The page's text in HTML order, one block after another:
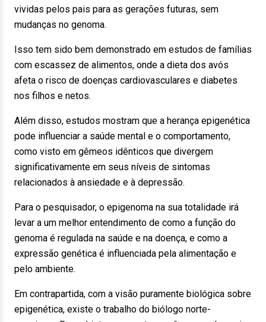
vividas pelos pais para as gerações futuras, sem
mudanças no genoma.
Isso tem sido bem demonstrado em estudos de famílias
com escassez de alimentos, onde a dieta dos avós
afeta o risco de doenças cardiovasculares e diabetes
nos filhos e netos.
Além disso, estudos mostram que a herança epigenética
pode influenciar a saúde mental e o comportamento,
como visto em gêmeos idênticos que divergem
significativamente em seus níveis de sintomas
relacionados à ansiedade e à depressão.
Para o pesquisador, o epigenoma na sua totalidade irá
levar a um melhor entendimento de como a função do
genoma é regulada na saúde e na doença, e como a
expressão genética é influenciada pela alimentação e
pelo ambiente.
Em contrapartida, com a visão puramente biológica sobre
epigenética, existe o trabalho do biólogo norte-